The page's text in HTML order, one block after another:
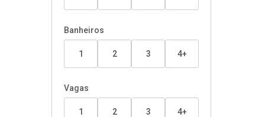
Banheiros
1 2 3 4+
Vagas
1 2 3 4+